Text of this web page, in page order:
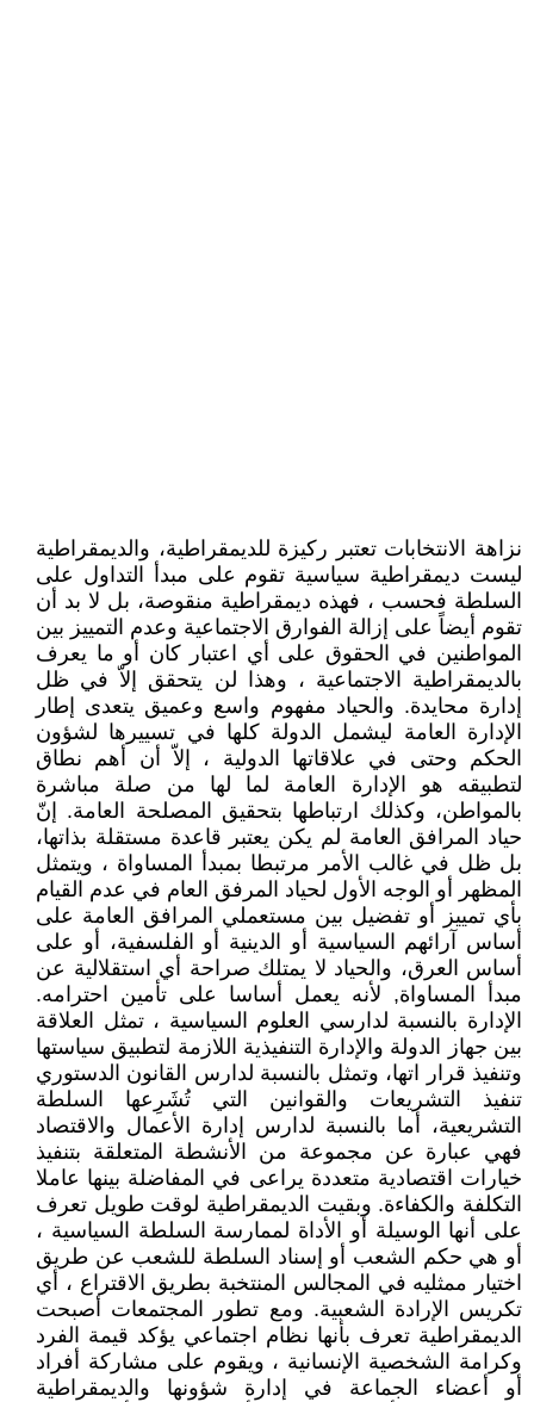
نزاهة الانتخابات تعتبر ركيزة للديمقراطية، والديمقراطية
ليست ديمقراطية سياسية تقوم على مبدأ التداول على
السلطة فحسب ، فهذه ديمقراطية منقوصة، بل لا بد أن
تقوم أيضاً على إزالة الفوارق الاجتماعية وعدم التمييز بين
المواطنين في الحقوق على أي اعتبار كان أو ما يعرف
بالديمقراطية الاجتماعية ، وهذا لن يتحقق إلاّ في ظل
إدارة محايدة. والحياد مفهوم واسع وعميق يتعدى إطار
الإدارة العامة ليشمل الدولة كلها في تسييرها لشؤون
الحكم وحتى في علاقاتها الدولية ، إلاّ أن أهم نطاق
لتطبيقه هو الإدارة العامة لما لها من صلة مباشرة
بالمواطن، وكذلك ارتباطها بتحقيق المصلحة العامة. إنّ
حياد المرافق العامة لم يكن يعتبر قاعدة مستقلة بذاتها،
بل ظل في غالب الأمر مرتبطا بمبدأ المساواة ، ويتمثل
المظهر أو الوجه الأول لحياد المرفق العام في عدم القيام
بأي تمييز أو تفضيل بين مستعملي المرافق العامة على
أساس آرائهم السياسية أو الدينية أو الفلسفية، أو على
أساس العرق، والحياد لا يمتلك صراحة أي استقلالية عن
مبدأ المساواة, لأنه يعمل أساسا على تأمين احترامه.
الإدارة بالنسبة لدارسي العلوم السياسية ، تمثل العلاقة
بين جهاز الدولة والإدارة التنفيذية اللازمة لتطبيق سياستها
وتنفيذ قرار اتها، وتمثل بالنسبة لدارس القانون الدستوري
تنفيذ التشريعات والقوانين التي تُشَرِعها السلطة
التشريعية، أما بالنسبة لدارس إدارة الأعمال والاقتصاد
فهي عبارة عن مجموعة من الأنشطة المتعلقة بتنفيذ
خيارات اقتصادية متعددة يراعى في المفاضلة بينها عاملا
التكلفة والكفاءة. وبقيت الديمقراطية لوقت طويل تعرف
على أنها الوسيلة أو الأداة لممارسة السلطة السياسية ،
أو هي حكم الشعب أو إسناد السلطة للشعب عن طريق
اختيار ممثليه في المجالس المنتخبة بطريق الاقتراع ، أي
تكريس الإرادة الشعبية. ومع تطور المجتمعات أصبحت
الديمقراطية تعرف بأنها نظام اجتماعي يؤكد قيمة الفرد
وكرامة الشخصية الإنسانية ، ويقوم على مشاركة أفراد
أو أعضاء الجماعة في إدارة شؤونها والديمقراطية